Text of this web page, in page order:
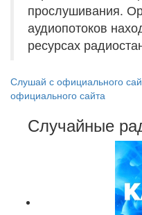
прослушивания.
аудиопотоков
ресурсах
Слушай с официального
официального сайта
Случайные